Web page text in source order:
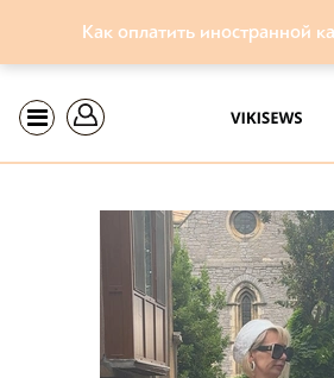
Как оплатить иностранной